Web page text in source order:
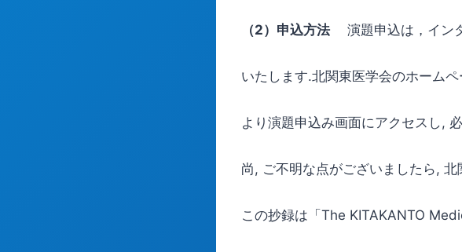
（2）申込方法 演題申込は，イン
いたします.北関東医学会のホームペ
より演題申込み画面にアクセスし,
尚, ご不明な点がございましたら,
この抄録は「The KITAKANTO